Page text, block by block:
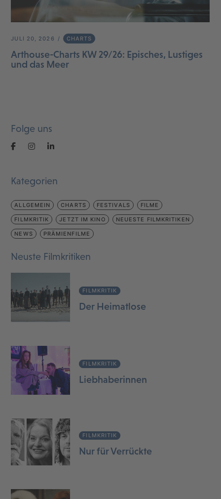
JULI 20, 2026 CHARTS
Arthouse-Charts KW 29/26: Episches, Lustiges
und das Meer
Folge uns
Kategorien
ALLGEMEIN CHARTS FESTIVALS FILME
FILMKRITIK JETZT IM KINO NEUESTE FILMKRITIKEN
NEWS PRÄMIENFILME
Neuste Filmkritiken
FILMKRITIK
Der Heimatlose
FILMKRITIK
Liebhaberinnen
FILMKRITIK
Nur für Verrückte